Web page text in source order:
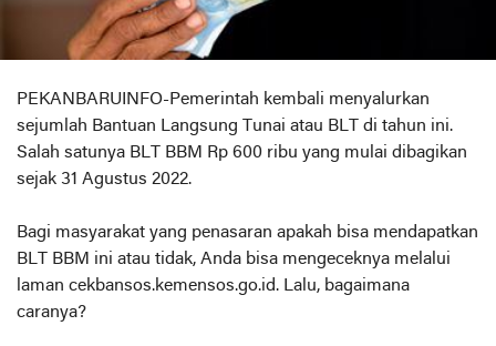
PEKANBARUINFO-Pemerintah kembali menyalurkan
sejumlah Bantuan Langsung Tunai atau BLT di tahun ini.
Salah satunya BLT BBM Rp 600 ribu yang mulai dibagikan
sejak 31 Agustus 2022.
Bagi masyarakat yang penasaran apakah bisa mendapatkan
BLT BBM ini atau tidak, Anda bisa mengeceknya melalui
laman cekbansos.kemensos.go.id. Lalu, bagaimana
caranya?